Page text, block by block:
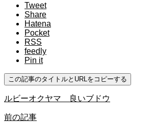
Tweet
Share
Hatena
Pocket
RSS
feedly
Pin it
この記事のタイトルとURLをコピーする
ルビーオクヤマ 良いブドウ
前の記事